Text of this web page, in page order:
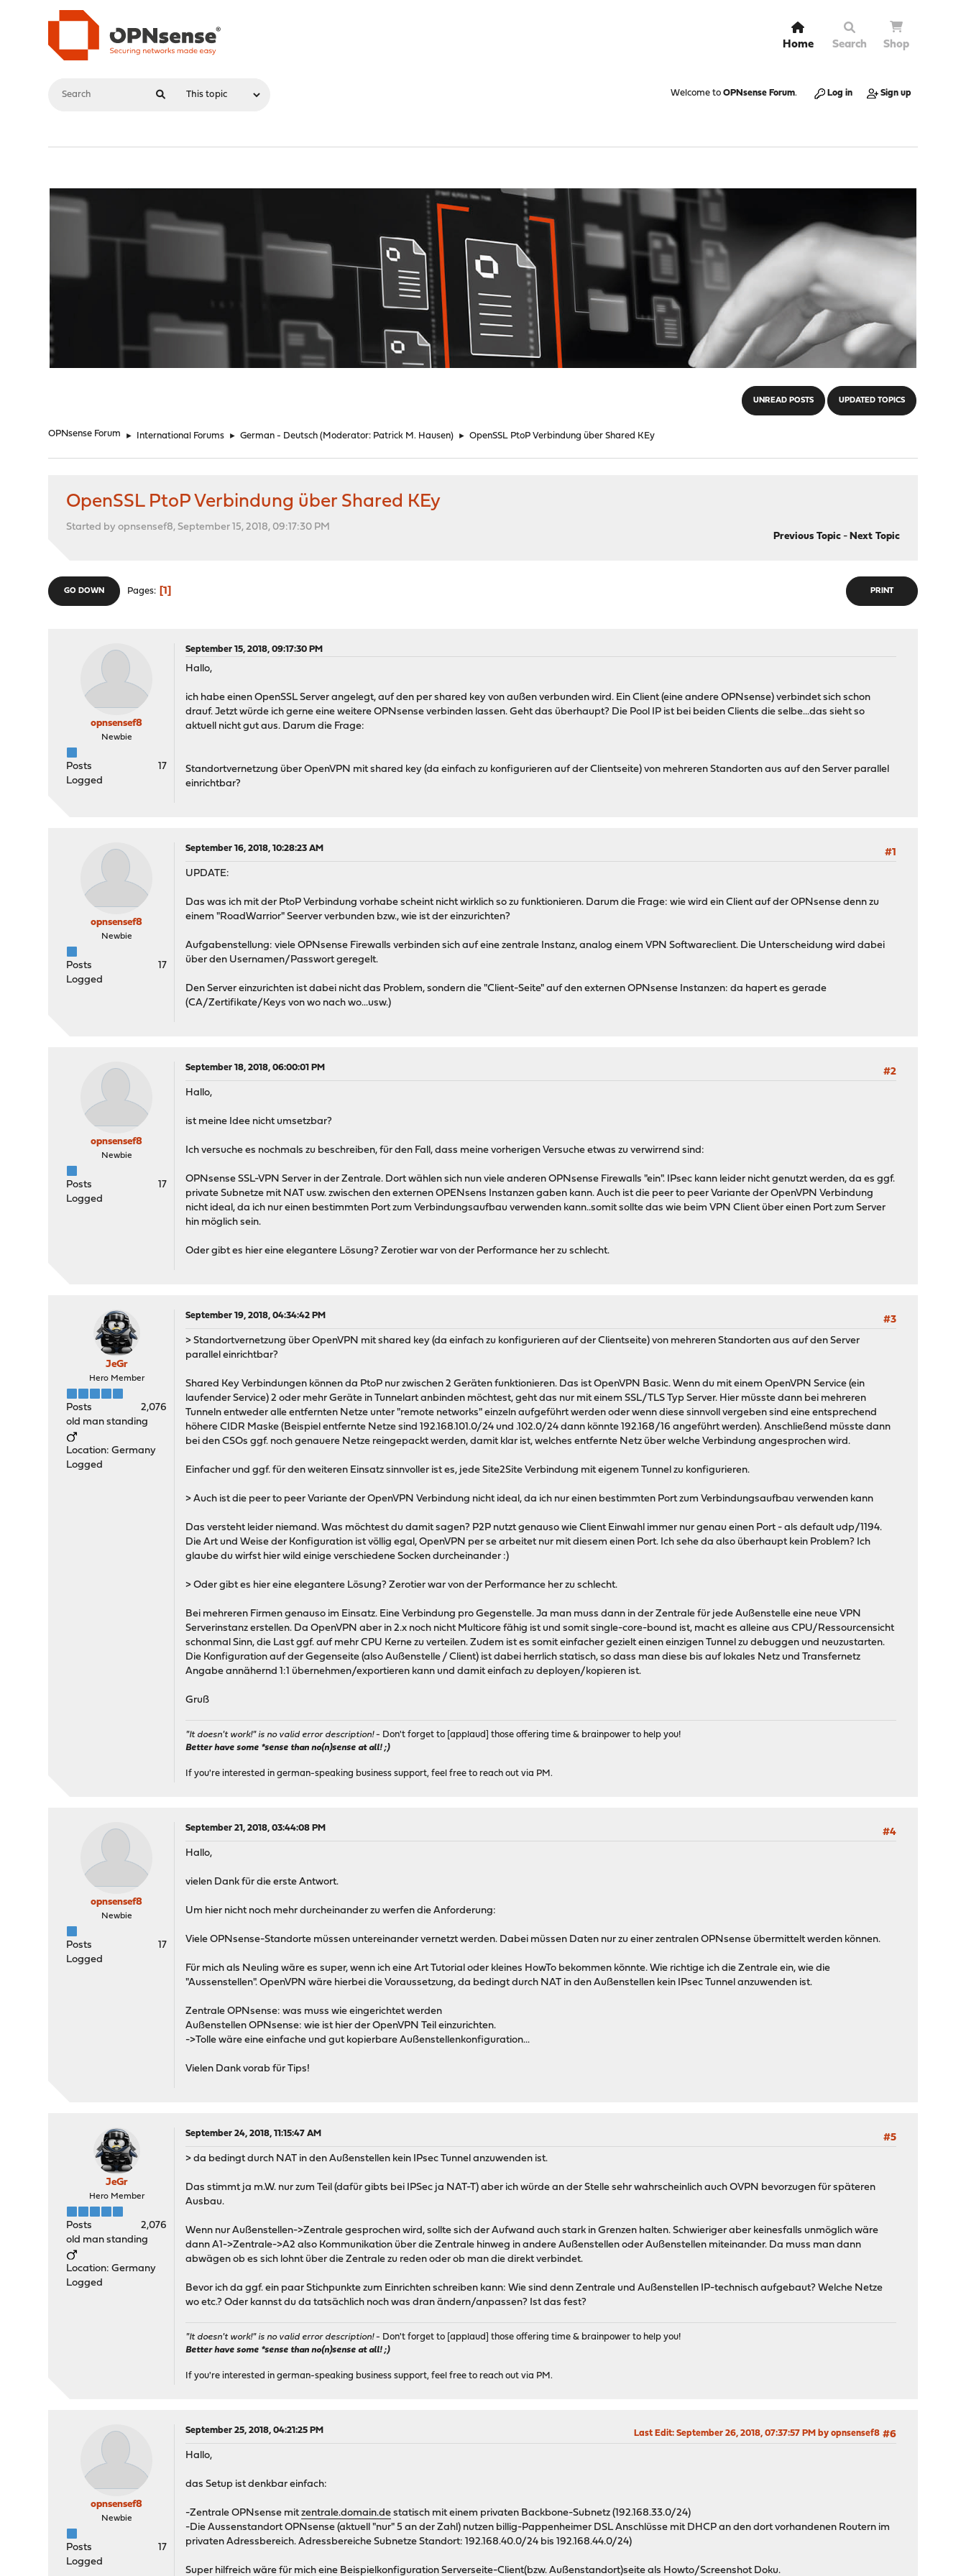
Home Search Shop
Welcome to OPNsense Forum. Log in Sign up
UNREAD POSTS UPDATED TOPICS
OPNsense Forum ► International Forums ► German - Deutsch (Moderator: Patrick M. Hausen) ► OpenSSL PtoP Verbindung über Shared KEy
OpenSSL PtoP Verbindung über Shared KEy
Started by opnsensef8, September 15, 2018, 09:17:30 PM
Previous Topic- Next Topic
PRINT
GO DOWN Pages 1
opnsensef8
Newbie
Posts
17
Logged
September 15, 2018, 09:17:30 PM
Hallo,
ich habe einen OpenSSL Server angelegt, auf den per shared key von außen verbunden wird. Ein Client (eine andere OPNsense) verbindet sich schon
drauf. Jetzt würde ich gerne eine weitere OPNsense verbinden lassen. Geht das überhaupt? Die Pool IP ist bei beiden Clients die selbe...das sieht so
aktuell nicht gut aus. Darum die Frage:
Standortvernetzung über OpenVPN mit shared key (da einfach zu konfigurieren auf der Clientseite) von mehreren Standorten aus auf den Server parallel
einrichtbar?
opnsensef8
Newbie
Posts
17
Logged
September 16, 2018, 10:28:23 AM
#1
UPDATE:
Das was ich mit der PtoP Verbindung vorhabe scheint nicht wirklich so zu funktionieren. Darum die Frage: wie wird ein Client auf der OPNsense denn zu
einem "RoadWarrior" Seerver verbunden bzw., wie ist der einzurichten?
Aufgabenstellung: viele OPNsense Firewalls verbinden sich auf eine zentrale Instanz, analog einem VPN Softwareclient. Die Unterscheidung wird dabei
über den Usernamen/Passwort geregelt.
Den Server einzurichten ist dabei nicht das Problem, sondern die "Client-Seite" auf den externen OPNsense Instanzen: da hapert es gerade
(CA/Zertifikate/Keys von wo nach wo...usw.)
opnsensef8
Newbie
Posts
17
Logged
September 18, 2018, 06:00:01 PM
#2
Hallo,
ist meine Idee nicht umsetzbar?
Ich versuche es nochmals zu beschreiben, für den Fall, dass meine vorherigen Versuche etwas zu verwirrend sind:
OPNsense SSL-VPN Server in der Zentrale. Dort wählen sich nun viele anderen OPNsense Firewalls "ein". IPsec kann leider nicht genutzt werden, da es ggf.
private Subnetze mit NAT usw. zwischen den externen OPENsens Instanzen gaben kann. Auch ist die peer to peer Variante der OpenVPN Verbindung
nicht ideal, da ich nur einen bestimmten Port zum Verbindungsaufbau verwenden kann..somit sollte das wie beim VPN Client über einen Port zum Server
hin möglich sein.
Oder gibt es hier eine elegantere Lösung? Zerotier war von der Performance her zu schlecht.
JeGr
Hero Member
Posts
2,076
old man standing
Location: Germany
Logged
September 19, 2018, 04:34:42 PM
#3
> Standortvernetzung über OpenVPN mit shared key (da einfach zu konfigurieren auf der Clientseite) von mehreren Standorten aus auf den Server
parallel einrichtbar?
Shared Key Verbindungen können da PtoP nur zwischen 2 Geräten funktionieren. Das ist OpenVPN Basic. Wenn du mit einem OpenVPN Service (ein
laufender Service) 2 oder mehr Geräte in Tunnelart anbinden möchtest, geht das nur mit einem SSL/TLS Typ Server. Hier müsste dann bei mehreren
Tunneln entweder alle entfernten Netze unter "remote networks" einzeln aufgeführt werden oder wenn diese sinnvoll vergeben sind eine entsprechend
höhere CIDR Maske (Beispiel entfernte Netze sind 192.168.101.0/24 und .102.0/24 dann könnte 192.168/16 angeführt werden). Anschließend müsste dann
bei den CSOs ggf. noch genauere Netze reingepackt werden, damit klar ist, welches entfernte Netz über welche Verbindung angesprochen wird.
Einfacher und ggf. für den weiteren Einsatz sinnvoller ist es, jede Site2Site Verbindung mit eigenem Tunnel zu konfigurieren.
> Auch ist die peer to peer Variante der OpenVPN Verbindung nicht ideal, da ich nur einen bestimmten Port zum Verbindungsaufbau verwenden kann
Das versteht leider niemand. Was möchtest du damit sagen? P2P nutzt genauso wie Client Einwahl immer nur genau einen Port - als default udp/1194.
Die Art und Weise der Konfiguration ist völlig egal, OpenVPN per se arbeitet nur mit diesem einen Port. Ich sehe da also überhaupt kein Problem? Ich
glaube du wirfst hier wild einige verschiedene Socken durcheinander :)
> Oder gibt es hier eine elegantere Lösung? Zerotier war von der Performance her zu schlecht.
Bei mehreren Firmen genauso im Einsatz. Eine Verbindung pro Gegenstelle. Ja man muss dann in der Zentrale für jede Außenstelle eine neue VPN
Serverinstanz erstellen. Da OpenVPN aber in 2.x noch nicht Multicore fähig ist und somit single-core-bound ist, macht es alleine aus CPU/Ressourcensicht
schonmal Sinn, die Last ggf. auf mehr CPU Kerne zu verteilen. Zudem ist es somit einfacher gezielt einen einzigen Tunnel zu debuggen und neuzustarten.
Die Konfiguration auf der Gegenseite (also Außenstelle / Client) ist dabei herrlich statisch, so dass man diese bis auf lokales Netz und Transfernetz
Angabe annähernd 1:1 übernehmen/exportieren kann und damit einfach zu deployen/kopieren ist.
Gruß
"It doesn't work!" is no valid error description!- Don't forget to [applaud] those offering time & brainpower to help you!
Better have some *sense than no(n)sense at all! ;)
If you're interested in german-speaking business support, feel free to reach out via PM.
opnsensef8
Newbie
Posts
17
Logged
September 21, 2018, 03:44:08 PM
#4
Hallo,
vielen Dank für die erste Antwort.
Um hier nicht noch mehr durcheinander zu werfen die Anforderung:
Viele OPNsense-Standorte müssen untereinander vernetzt werden. Dabei müssen Daten nur zu einer zentralen OPNsense übermittelt werden können.
Für mich als Neuling wäre es super, wenn ich eine Art Tutorial oder kleines HowTo bekommen könnte. Wie richtige ich die Zentrale ein, wie die
"Aussenstellen". OpenVPN wäre hierbei die Voraussetzung, da bedingt durch NAT in den Außenstellen kein IPsec Tunnel anzuwenden ist.
Zentrale OPNsense: was muss wie eingerichtet werden
Außenstellen OPNsense: wie ist hier der OpenVPN Teil einzurichten.
->Tolle wäre eine einfache und gut kopierbare Außenstellenkonfiguration...
Vielen Dank vorab für Tips!
JeGr
Hero Member
Posts
2,076
old man standing
Location: Germany
Logged
September 24, 2018, 11:15:47 AM
#5
> da bedingt durch NAT in den Außenstellen kein IPsec Tunnel anzuwenden ist.
Das stimmt ja m.W. nur zum Teil (dafür gibts bei IPSec ja NAT-T) aber ich würde an der Stelle sehr wahrscheinlich auch OVPN bevorzugen für späteren
Ausbau.
Wenn nur Außenstellen->Zentrale gesprochen wird, sollte sich der Aufwand auch stark in Grenzen halten. Schwieriger aber keinesfalls unmöglich wäre
dann A1->Zentrale->A2 also Kommunikation über die Zentrale hinweg in andere Außenstellen oder Außenstellen miteinander. Da muss man dann
abwägen ob es sich lohnt über die Zentrale zu reden oder ob man die direkt verbindet.
Bevor ich da ggf. ein paar Stichpunkte zum Einrichten schreiben kann: Wie sind denn Zentrale und Außenstellen IP-technisch aufgebaut? Welche Netze
wo etc.? Oder kannst du da tatsächlich noch was dran ändern/anpassen? Ist das fest?
"It doesn't work!" is no valid error description!- Don't forget to [applaud] those offering time & brainpower to help you!
Better have some *sense than no(n)sense at all! ;)
If you're interested in german-speaking business support, feel free to reach out via PM.
opnsensef8
Newbie
Posts
17
Logged
September 25, 2018, 04:21:25 PM #6
Last Edit: September 26, 2018, 07:37:57 PM by opnsensef8
Hallo,
das Setup ist denkbar einfach:
-Zentrale OPNsense mitzentrale.domain.de statisch mit einem privaten Backbone-Subnetz (192.168.33.0/24)
-Die Aussenstandort OPNsense (aktuell "nur" 5 an der Zahl) nutzen billig-Pappenheimer DSL Anschlüsse mit DHCP an den dort vorhandenen Routern im
privaten Adressbereich. Adressbereiche Subnetze Standort: 192.168.40.0/24 bis 192.168.44.0/24)
Super hilfreich wäre für mich eine Beispielkonfiguration Serverseite-Client(bzw. Außenstandort)seite als Howto/Screenshot Doku.